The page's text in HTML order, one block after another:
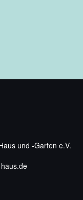
und -Garten e.V.